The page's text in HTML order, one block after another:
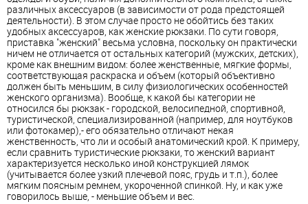
различных аксессуаров (в зависимости от рода предстоящей
деятельности). В этом случае просто не обойтись без таких
удобных аксессуаров, как женские рюкзаки. По сути говоря,
приставка "женский" весьма условна, поскольку он практически
ничем не отличается от остальных категорий (мужских, детских),
кроме как внешним видом: более женственные, мягкие формы,
соответствующая раскраска и объем (который объективно
должен быть меньшим, в силу физиологических особенностей
женского организма). Вообще, к какой бы категории не
относился бы рюкзак - городской, велосипедной, спортивной,
туристической, специализированной (например, для ноутбуков
или фотокамер),- его обязательно отличают некая
женственность, что ли и особый анатомический крой. К примеру,
если сравнить туристические рюкзаки, то женский вариант
характеризуется несколько иной конструкцией лямок
(учитывается более узкий плечевой пояс, грудь и т.п.), более
мягким поясным ремнем, укороченной спинкой. Ну, и как уже
говорилось выше, - меньшие объем и вес.